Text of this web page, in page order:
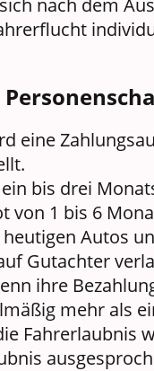
nach dem
eine
bis drei
von 1 bis 6
Autos
Gutachter
ihre
mehr als
Fahrerlaubnis